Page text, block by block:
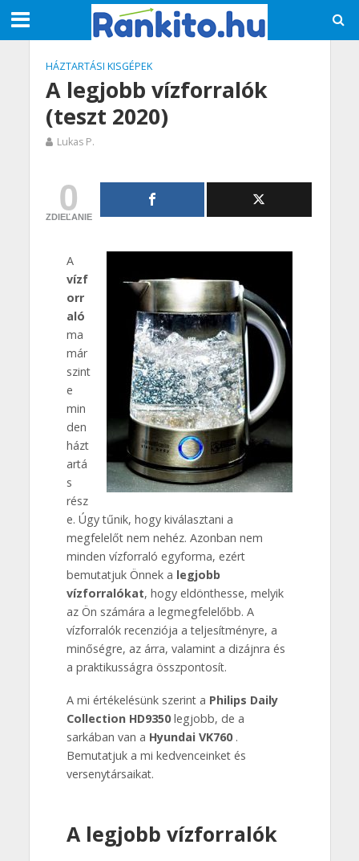
HÁZTARTÁSI KISGÉPEK
A legjobb vízforralók
(teszt 2020)
Lukas P.
0
ZDIEĽANIE
A
vízf
orr
aló
ma
már
szint
e
min
den
házt
artá
s
rész
e. Úgy tűnik, hogy kiválasztani a
megfelelőt nem nehéz. Azonban nem
minden vízforraló egyforma, ezért
bemutatjuk Önnek a legjobb
vízforralókat, hogy eldönthesse, melyik
az Ön számára a legmegfelelőbb. A
vízforralók recenziója a teljesítményre, a
minőségre, az árra, valamint a dizájnra és
a praktikusságra összpontosít.
A mi értékelésünk szerint a Philips Daily
Collection HD9350legjobb, de a
sarkában van a Hyundai VK760 .
Bemutatjuk a mi kedvenceinket és
versenytársaikat.
A legjobb vízforralók